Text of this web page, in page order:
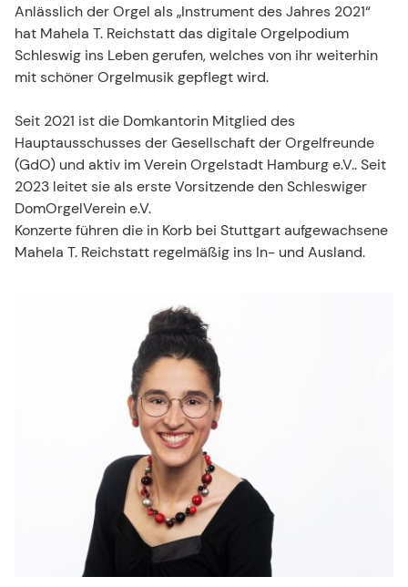
Anlässlich der Orgel als „Instrument des Jahres 2021“
hat Mahela T. Reichstatt das digitale Orgelpodium
Schleswig ins Leben gerufen, welches von ihr weiterhin
mit schöner Orgelmusik gepflegt wird.
Seit 2021 ist die Domkantorin Mitglied des
Hauptausschusses der Gesellschaft der Orgelfreunde
(GdO) und aktiv im Verein Orgelstadt Hamburg e.V.. Seit
2023 leitet sie als erste Vorsitzende den Schleswiger
DomOrgelVerein e.V.
Konzerte führen die in Korb bei Stuttgart aufgewachsene
Mahela T. Reichstatt regelmäßig ins In- und Ausland.